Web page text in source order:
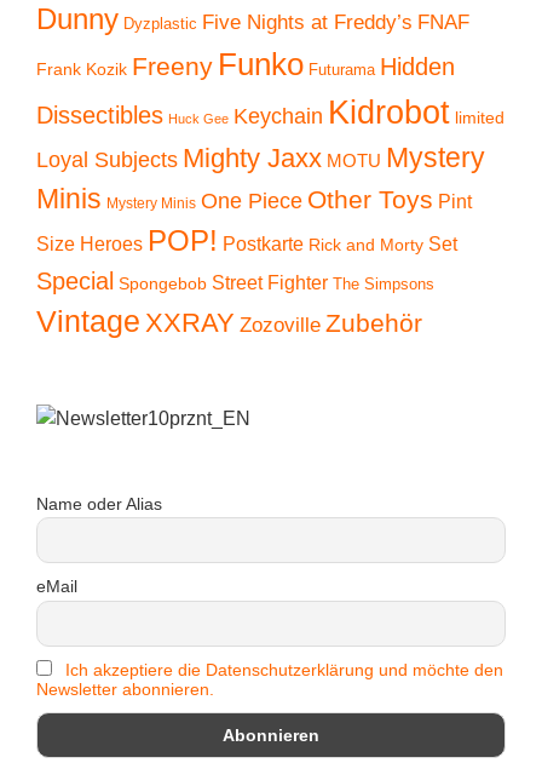
Dunny Dyzplastic Five Nights at Freddy’s FNAF
Frank Kozik Freeny Funko Futurama Hidden
Dissectibles Huck Gee Keychain Kidrobot limited
Loyal Subjects Mighty Jaxx MOTU Mystery
Minis Mystery Minis One Piece Other Toys Pint
Size Heroes POP! Postkarte Rick and Morty Set
Special Spongebob Street Fighter The Simpsons
Vintage XXRAY Zozoville Zubehör
Name oder Alias
eMail
Ich akzeptiere die Datenschutzerklärung und möchte den
Newsletter abonnieren.